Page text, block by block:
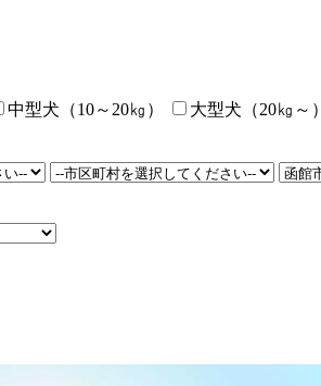
中型犬（10～20㎏） 大型犬（20㎏～）